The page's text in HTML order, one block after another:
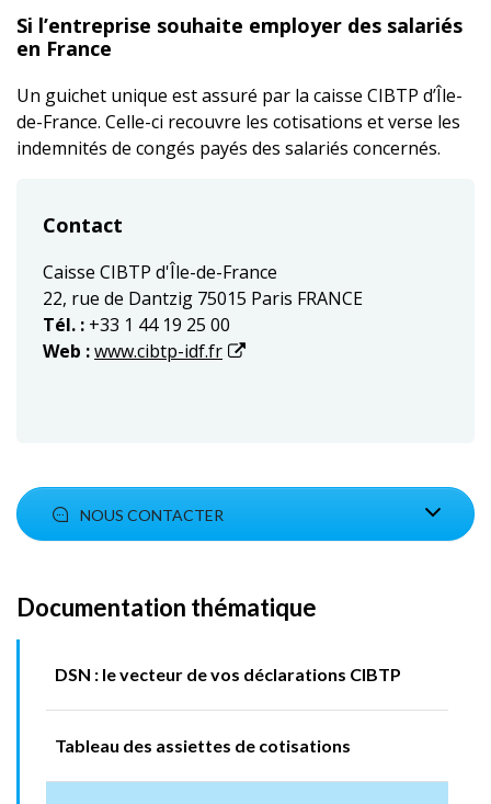
Si l’entreprise souhaite employer des salariés
en France
Un guichet unique est assuré par la caisse CIBTP d’Île-
de-France. Celle-ci recouvre les cotisations et verse les
indemnités de congés payés des salariés concernés.
Contact
Caisse CIBTP d'Île-de-France
22, rue de Dantzig 75015 Paris FRANCE
Tél. : +33 1 44 19 25 00
Web :www.cibtp-idf.fr
NOUS CONTACTER
Documentation thématique
DSN : le vecteur de vos déclarations CIBTP
Tableau des assiettes de cotisations